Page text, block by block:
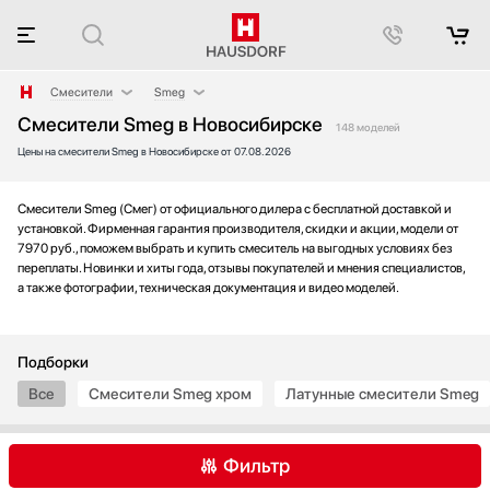
Смесители
Аксессуары
Аксессуары и принадлежности
Аромастанции
Барбекю
Беспроводные акустические системы
Блендеры
Варочные центры
Вафельницы
Smeg
Blanco
Franke
Omoikiri
Restart
Teka
Смесители Smeg в Новосибирске
148 моделей
Цены на смесители Smeg в Новосибирске от 07.08.2026
Смесители Smeg (Смег) от официального дилера с бесплатной доставкой и
установкой. Фирменная гарантия производителя, скидки и акции, модели от
7970 руб., поможем выбрать и купить смеситель на выгодных условиях без
переплаты. Новинки и хиты года, отзывы покупателей и мнения специалистов,
а также фотографии, техническая документация и видео моделей.
Подборки
Все
Смесители Smeg хром Латунные смесители Smeg
Фильтр